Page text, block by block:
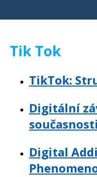
Tik Tok
TikTok:
Digitální
současnosti
Digital